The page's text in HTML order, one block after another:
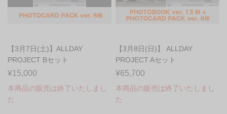
【3月7日(土)】ALLDAY
PROJECT Bセット
PHOTOCARD P...
¥15,000
本商品の販売は終了いたしまし
た
【3月8日(日)】 ALLDAY
PROJECT Aセット
PHOTOBOOK ...
¥65,700
本商品の販売は終了いたしまし
た